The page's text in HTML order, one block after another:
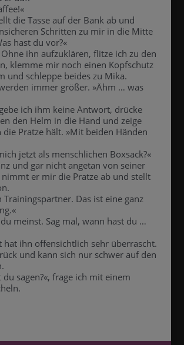
die Tasse auf der Bank ab und
Schritten zu mir in die Mitte
hast du vor?«
ihn aufzuklären, flitze ich zu den
klemme mir noch einen Kopfschutz
und schleppe beides zu Mika.
immer größer. »Ähm … was
ich ihm keine Antwort, drücke
den Helm in die Hand und zeige
Pratze hält. »Mit beiden Händen
jetzt als menschlichen Boxsack?«
und gar nicht angetan von seiner
nimmt er mir die Pratze ab und stellt
Trainingspartner. Das ist eine ganz
meinst. Sag mal, wann hast du …
hat ihn offensichtlich sehr überrascht.
und kann sich nur schwer auf den
du sagen?«, frage ich mit einem